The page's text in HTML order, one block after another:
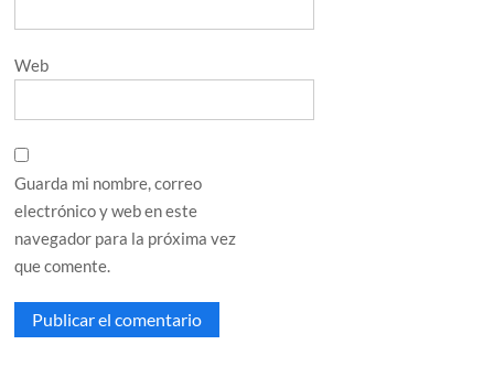
Web
Guarda mi nombre, correo
electrónico y web en este
navegador para la próxima vez
que comente.